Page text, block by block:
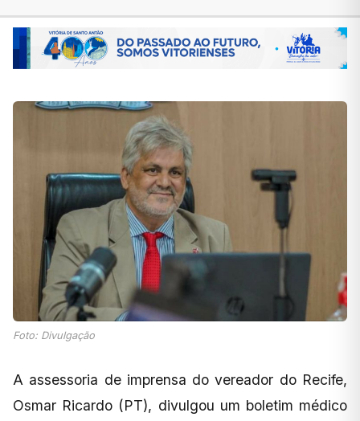
Foto: Divulgação
A assessoria de imprensa do vereador do Recife,
Osmar Ricardo (PT), divulgou um boletim médico